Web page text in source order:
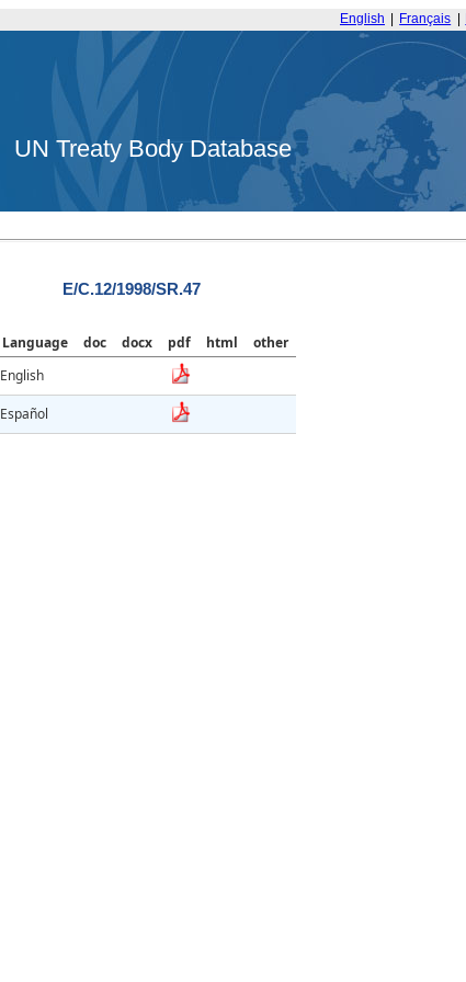
English Français
UN Treaty Body Database
E/C.12/1998/SR.47
Language doc docx pdf html
other
English
Español